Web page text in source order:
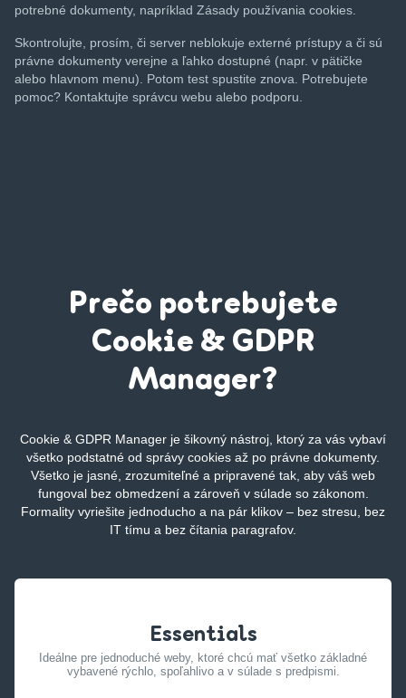
potrebné dokumenty, napríklad Zásady používania cookies.
Skontrolujte, prosím, či server neblokuje externé prístupy a či sú
právne dokumenty verejne a ľahko dostupné (napr. v pätičke
alebo hlavnom menu). Potom test spustite znova. Potrebujete
pomoc? Kontaktujte správcu webu alebo podporu.
Prečo potrebujete
Cookie & GDPR
Manager?
Cookie & GDPR Manager je šikovný nástroj, ktorý za vás vybaví
všetko podstatné od správy cookies až po právne dokumenty.
Všetko je jasné, zrozumiteľné a pripravené tak, aby váš web
fungoval bez obmedzení a zároveň v súlade so zákonom.
Formality vyriešite jednoducho a na pár klikov – bez stresu, bez
IT tímu a bez čítania paragrafov.
Essentials
Ideálne pre jednoduché weby, ktoré chcú mať všetko základné
vybavené rýchlo, spoľahlivo a v súlade s predpismi.